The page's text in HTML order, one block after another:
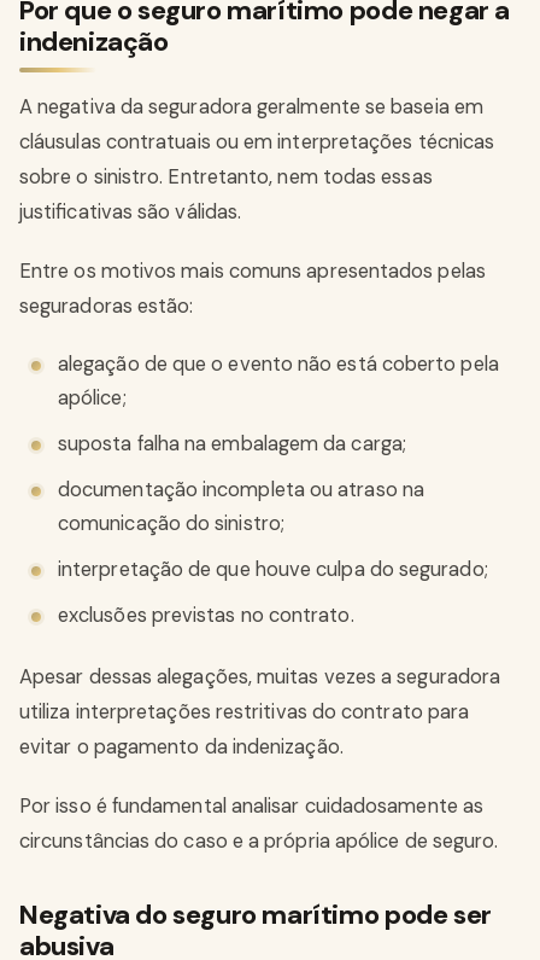
Por que o seguro marítimo pode negar a
indenização
A negativa da seguradora geralmente se baseia em
cláusulas contratuais ou em interpretações técnicas
sobre o sinistro. Entretanto, nem todas essas
justificativas são válidas.
Entre os motivos mais comuns apresentados pelas
seguradoras estão:
alegação de que o evento não está coberto pela
apólice;
suposta falha na embalagem da carga;
documentação incompleta ou atraso na
comunicação do sinistro;
interpretação de que houve culpa do segurado;
exclusões previstas no contrato.
Apesar dessas alegações, muitas vezes a seguradora
utiliza interpretações restritivas do contrato para
evitar o pagamento da indenização.
Por isso é fundamental analisar cuidadosamente as
circunstâncias do caso e a própria apólice de seguro.
Negativa do seguro marítimo pode ser
abusiva